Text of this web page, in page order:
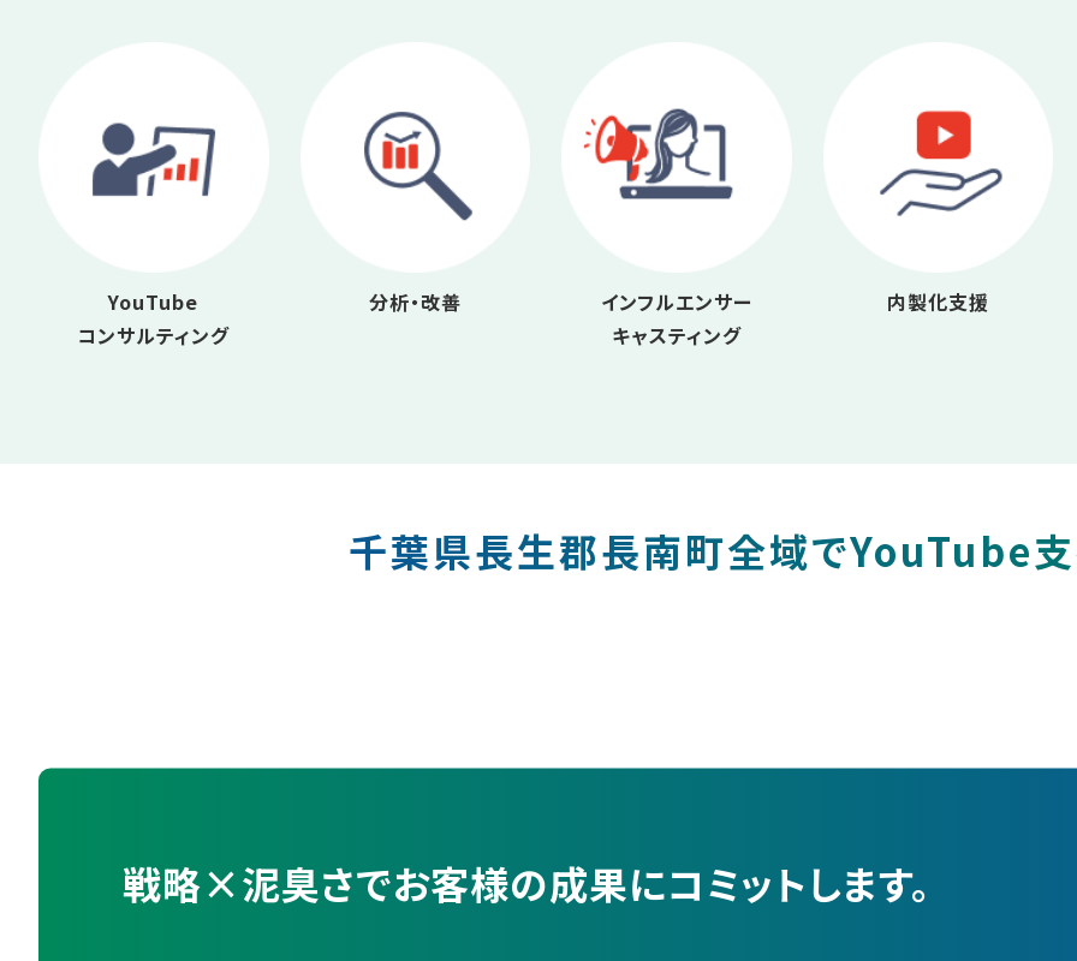
YouTube
コンサルティング
分析・改善
インフルエンサー
キャスティング
内製化支援
千葉県長生郡長南町全域でYouTube支
戦略×泥臭さでお客様の成果にコミットします。